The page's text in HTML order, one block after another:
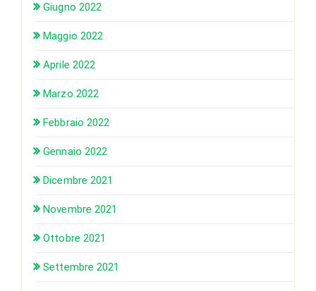
Giugno 2022
Maggio 2022
Aprile 2022
Marzo 2022
Febbraio 2022
Gennaio 2022
Dicembre 2021
Novembre 2021
Ottobre 2021
Settembre 2021